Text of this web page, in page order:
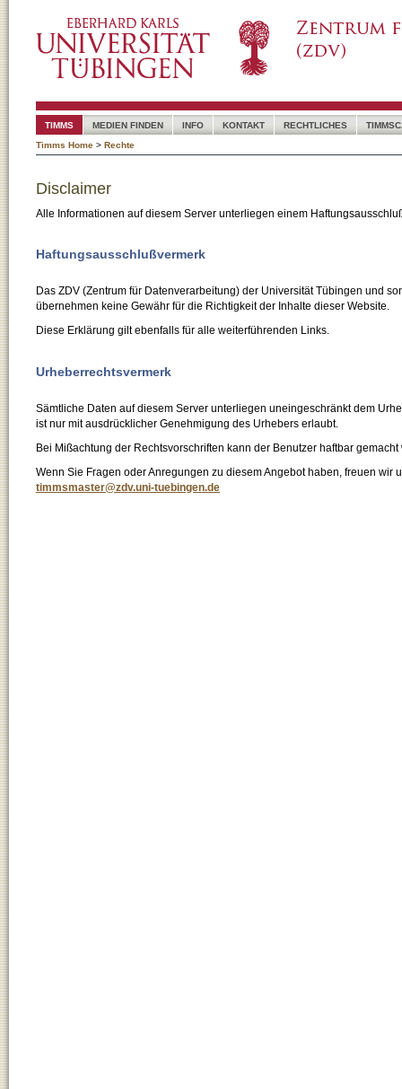
TIMMS MEDIEN FINDEN INFO KONTAKT RECHTLICHES
Timms Home > Rechte
Disclaimer
Alle Informationen auf diesem Server unterliegen einem
Haftungsausschlußvermerk
Das ZDV (Zentrum für Datenverarbeitung) der Universität Tübingen und
übernehmen keine Gewähr für die Richtigkeit der Inhalte dieser Website.
Diese Erklärung gilt ebenfalls für alle weiterführenden Links.
Urheberrechtsvermerk
Sämtliche Daten auf diesem Server unterliegen uneingeschränkt dem
ist nur mit ausdrücklicher Genehmigung des Urhebers erlaubt.
Bei Mißachtung der Rechtsvorschriften kann der Benutzer haftbar gemacht
Wenn Sie Fragen oder Anregungen zu diesem Angebot haben, freuen wir
timmsmaster@zdv.uni-tuebingen.de